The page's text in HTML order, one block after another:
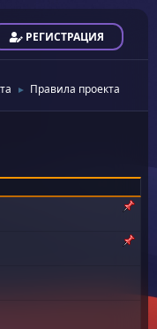
РЕГИСТРАЦИЯ
► Правила проекта